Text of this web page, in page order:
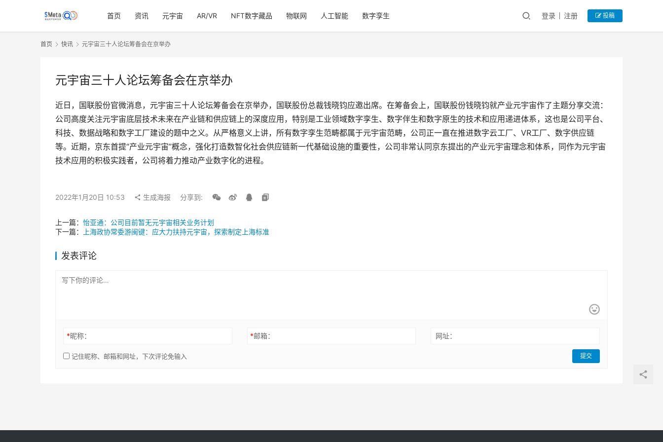
首页 资讯 元宇宙 AR/VR NFT数字藏品 物联网 人工智能 数字孪生 登录 注册 投稿
首页 快讯 元宇宙三十人论坛筹备会在京举办
元宇宙三十人论坛筹备会在京举办
近日，国联股份官微消息，元宇宙三十人论坛筹备会在京举办，国联股份总裁钱晓钧应邀出席。在筹备会上，国联股份钱晓钧就产业元宇宙作了主题分享交流：
公司高度关注元宇宙底层技术未来在产业链和供应链上的深度应用，特别是工业领域数字孪生、数字伴生和数字原生的技术和应用递进体系，这也是公司平台、
科技、数据战略和数字工厂建设的题中之义。从严格意义上讲，所有数字孪生范畴都属于元宇宙范畴，公司正一直在推进数字云工厂、VR工厂、数字供应链
等。近期，京东首提“产业元宇宙”概念，强化打造数智化社会供应链新一代基础设施的重要性，公司非常认同京东提出的产业元宇宙理念和体系，同作为元宇宙
技术应用的积极实践者，公司将着力推动产业数字化的进程。
2022年1月20日 10:53 生成海报 分享到:
上一篇： 怡亚通：公司目前暂无元宇宙相关业务计划
下一篇：
上海政协常委游闽键：应大力扶持元宇宙，探索制定上海标准
发表评论
*昵称： *邮箱： 网址：
记住昵称、邮箱和网址，下次评论免输入 提交